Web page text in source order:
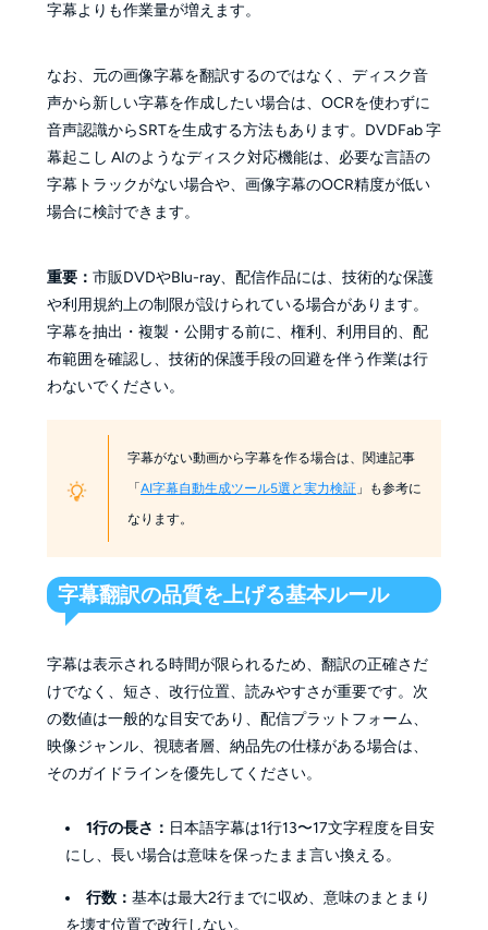
字幕よりも作業量が増えます。
なお、元の画像字幕を翻訳するのではなく、ディスク音
声から新しい字幕を作成したい場合は、OCRを使わずに
音声認識からSRTを生成する方法もあります。DVDFab 字
幕起こし AIのようなディスク対応機能は、必要な言語の
字幕トラックがない場合や、画像字幕のOCR精度が低い
場合に検討できます。
重要： 市販DVDやBlu-ray、配信作品には、技術的な保護
や利用規約上の制限が設けられている場合があります。
字幕を抽出・複製・公開する前に、権利、利用目的、配
布範囲を確認し、技術的保護手段の回避を伴う作業は行
わないでください。
字幕がない動画から字幕を作る場合は、関連記事
「AI字幕自動生成ツール5選と実力検証 」も参考に
なります。
字幕翻訳の品質を上げる基本ルール
字幕は表示される時間が限られるため、翻訳の正確さだ
けでなく、短さ、改行位置、読みやすさが重要です。次
の数値は一般的な目安であり、配信プラットフォーム、
映像ジャンル、視聴者層、納品先の仕様がある場合は、
そのガイドラインを優先してください。
1行の長さ： 日本語字幕は1行13〜17文字程度を目安
にし、長い場合は意味を保ったまま言い換える。
行数：基本は最大2行までに収め、意味のまとまり
を壊す位置で改行しない。